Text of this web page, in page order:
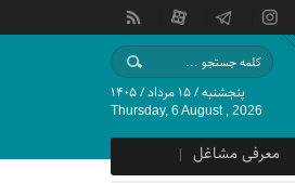
پنجشنبه / ۱۵ مرداد / ۱۴۰۵
Thursday, 6 August , 2026
معرفی مشاغل